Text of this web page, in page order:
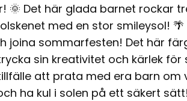
🌞 Det här glada barnet rockar
med en stor smileysol!
joina sommarfesten! Det här
sin kreativitet och kärlek för
att prata med era barn om
ha kul i solen på ett säkert